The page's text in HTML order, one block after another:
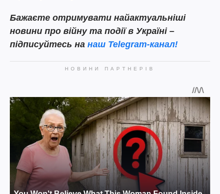
Бажаєте отримувати найактуальніші
новини про війну та події в Україні –
підписуйтесь на наш Telegram-канал!